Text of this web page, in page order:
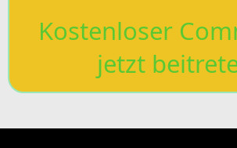
Kostenloser
jetzt